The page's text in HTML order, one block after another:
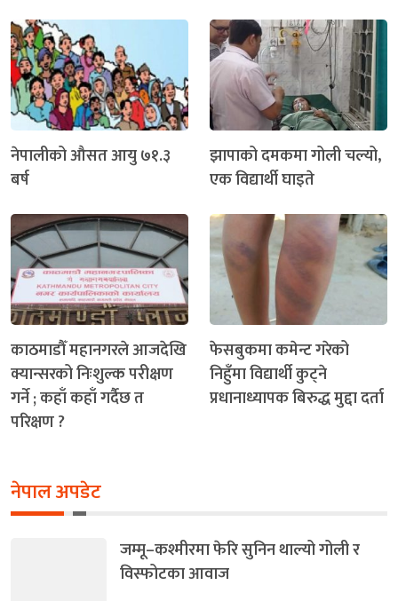
नेपालीको औसत आयु ७१.३
बर्ष
झापाको दमकमा गोली चल्यो,
एक विद्यार्थी घाइते
काठमाडौँ महानगरले आजदेखि
क्यान्सरको निःशुल्क परीक्षण
गर्ने ; कहाँ कहाँ गर्दैछ त
परिक्षण ?
फेसबुकमा कमेन्ट गरेको
निहुँमा विद्यार्थी कुट्ने
प्रधानाध्यापक बिरुद्ध मुद्दा दर्ता
नेपाल अपडेट
जम्मू–कश्मीरमा फेरि सुनिन थाल्यो गोली र
विस्फोटका आवाज